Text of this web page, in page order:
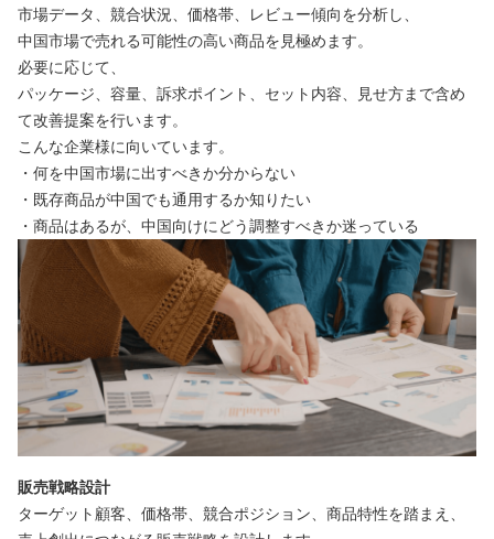
市場データ、競合状況、価格帯、レビュー傾向を分析し、
中国市場で売れる可能性の高い商品を見極めます。
必要に応じて、
パッケージ、容量、訴求ポイント、セット内容、見せ方まで含め
て改善提案を行います。
こんな企業様に向いています。
・何を中国市場に出すべきか分からない
・既存商品が中国でも通用するか知りたい
・商品はあるが、中国向けにどう調整すべきか迷っている
販売戦略設計
ターゲット顧客、価格帯、競合ポジション、商品特性を踏まえ、